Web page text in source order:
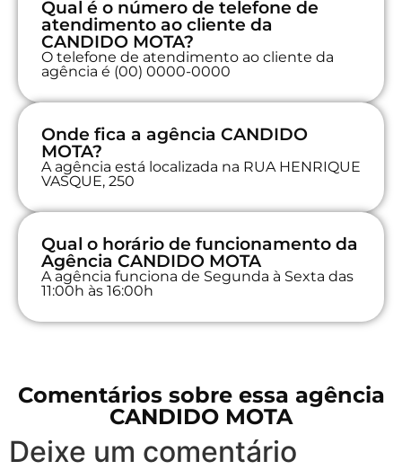
Qual é o número de telefone de
atendimento ao cliente da
CANDIDO MOTA?
O telefone de atendimento ao cliente da
agência é (00) 0000-0000
Onde fica a agência CANDIDO
MOTA?
A agência está localizada na RUA HENRIQUE
VASQUE, 250
Qual o horário de funcionamento da
Agência CANDIDO MOTA
A agência funciona de Segunda à Sexta das
11:00h às 16:00h
Comentários sobre essa agência
CANDIDO MOTA
Deixe um comentário